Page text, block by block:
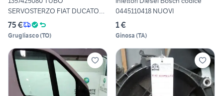
SERVOSTERZO FIAT DUCATO
06-14
75 €
Grugliasco(TO)
0445110418 NUOVI
1 €
Ginosa (TA)